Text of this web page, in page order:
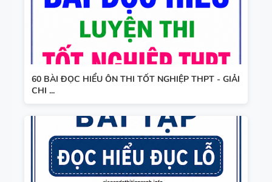
GLOBAL
SUCCESS -
HỌC KỲ 1 -
CÓ ĐÁP ÁN
BẢNG
WORD
FORM
THEO TỪNG
TIẾNG ANH
10 -
GLOBAL
SUCCESS -
60 BÀI ĐỌC HIỂU ÔN THI TỐT NGHIỆP THPT - GIẢI
CHI ...